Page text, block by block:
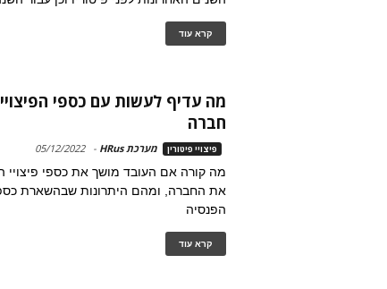
קרא עוד
מה עדיף לעשות עם כספי
חברה
פיצויי פיטורין מערכת HRus -
05/12/2022
מה קורה אם העובד מושך את כספי פיצויי
את החברה, ומהם היתרונות שבהשארת
הפנסיה
קרא עוד